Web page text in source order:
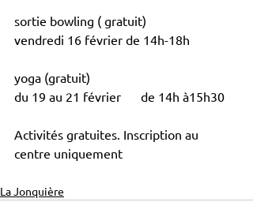
sortie bowling ( gratuit)
vendredi 16 février de 14h-18h
yoga (gratuit)
du 19 au 21 février 	de 14h à15h30
Activités gratuites. Inscription au
centre uniquement
La Jonquière